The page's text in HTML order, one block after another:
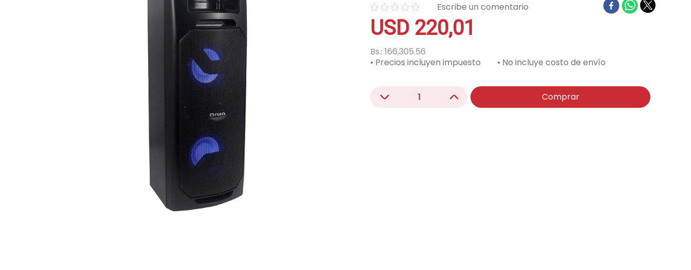
☆☆☆☆☆
USD 220,01
Bs.: 166,305.56
• Precios incluyen impuesto
• No incluye costo de envío
＋
－ Comprar
7. licuadora
8. neveras
9 . aire-acondicionado
10. telefono